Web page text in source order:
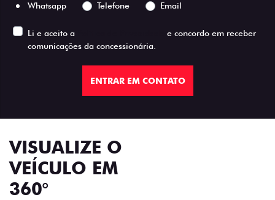
Whatsapp
Telefone Email
Li e aceito a
e concordo em receber
comunicações da concessionária.
ENTRAR EM CONTATO
VISUALIZE O
VEÍCULO EM
360°